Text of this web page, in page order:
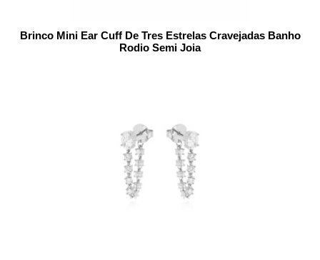
Brinco Mini Ear Cuff De Tres Estrelas Cravejadas Banho
Rodio Semi Joia